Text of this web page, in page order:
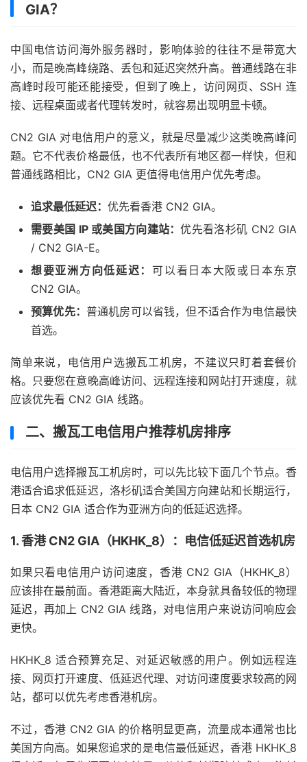
GIA？
中国电信访问海外服务器时，影响体验的往往不是带宽大
小，而是晚高峰绕路、丢包和延迟突然升高。普通线路在非
高峰时段可能还能接受，但到了晚上，访问网页、SSH 连
接、远程桌面或者代理转发时，就容易出现明显卡顿。
CN2 GIA 对电信用户的意义，就是尽量减少这类晚高峰问
题。它不代表价格最低，也不代表所有地区都一样快，但和
普通线路相比，CN2 GIA 更值得电信用户优先考虑。
追求最低延迟： 优先看香港 CN2 GIA。
需要美国 IP 或美国方向建站：优先看洛杉矶 CN2 GIA
/ CN2 GIA-E。
想要亚洲方向低延迟： 可以看日本大阪或日本东京
CN2 GIA。
预算优先： 普通机房可以省钱，但不适合作为电信最快
首选。
简单来说，电信用户选搬瓦工机房，不建议只盯着套餐价
格。只要您在意晚高峰访问、远程连接和网站打开速度，就
应该优先看 CN2 GIA 线路。
二、搬瓦工电信用户推荐机房排序
电信用户选择搬瓦工机房时，可以先比较下面几个节点。香
港适合追求低延迟，洛杉矶适合美国方向建站和长期运行，
日本 CN2 GIA 适合作为亚洲方向的低延迟选择。
1. 香港 CN2 GIA（HKHK_8）：电信低延迟首选机房
如果只看电信用户访问速度，香港 CN2 GIA（HKHK_8）
应该排在最前面。香港距离大陆近，本身就具备较低的物理
延迟，再加上 CN2 GIA 线路，对电信用户来说访问响应会
更快。
HKHK_8 适合预算充足、对延迟敏感的用户。例如远程连
接、网页打开速度、低延迟代理、对访问速度要求较高的网
站，都可以优先考虑香港机房。
不过，香港 CN2 GIA 的价格明显更高，流量成本通常也比
美国方向高。如果您追求的是电信最低延迟，香港 HKHK_8